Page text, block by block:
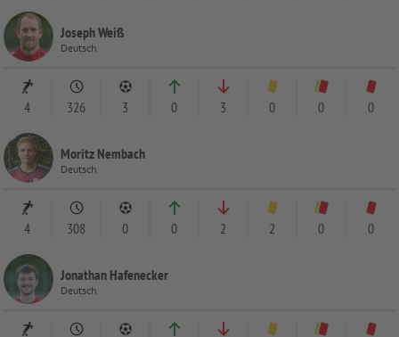
Joseph Weiß
Deutsch
4 326 3 0 3 0 0 0
Moritz Nembach
Deutsch
4 308 0 0 2 2 0 0
Jonathan Hafenecker
Deutsch